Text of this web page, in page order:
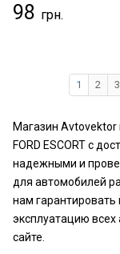
98
1 2 3
Магазин Avtovektor
FORD ESCORT с
надежными и
для автомобилей
нам
эксплуатацию
сайте.